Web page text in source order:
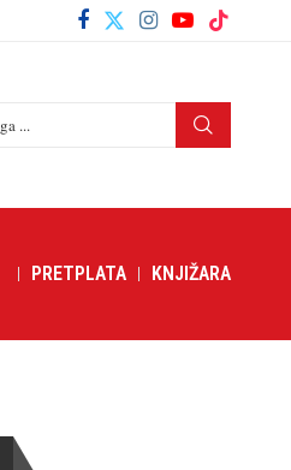
PRETPLATA KNJIŽARA